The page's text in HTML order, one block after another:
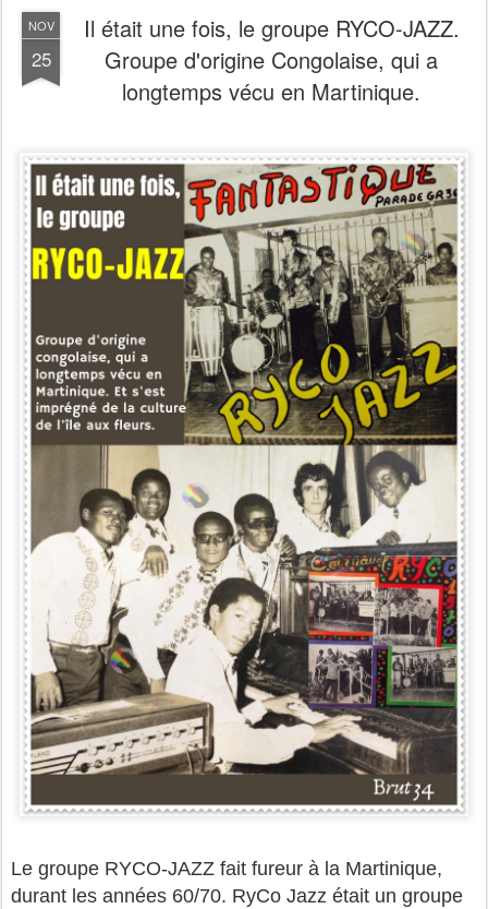
NOV
25
Il était une fois, le groupe RYCO-JAZZ.
Groupe d'origine Congolaise, qui a
longtemps vécu en Martinique.
Le groupe RYCO-JAZZ fait fureur à la Martinique,
durant les années 60/70. RyCo Jazz était un groupe